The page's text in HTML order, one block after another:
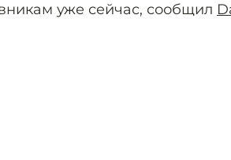
уже сейчас, сообщил